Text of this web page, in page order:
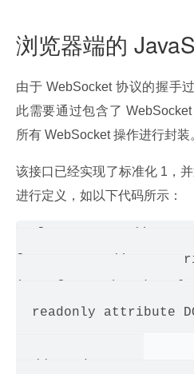
浏览器端的
由于 WebSocket 协议的握手
此需要通过包含了
所有 WebSocket 操作进行封装
该接口已经实现了标准化 1，
进行定义，如以下代码所示：
[Constructor(in
readonly attribute